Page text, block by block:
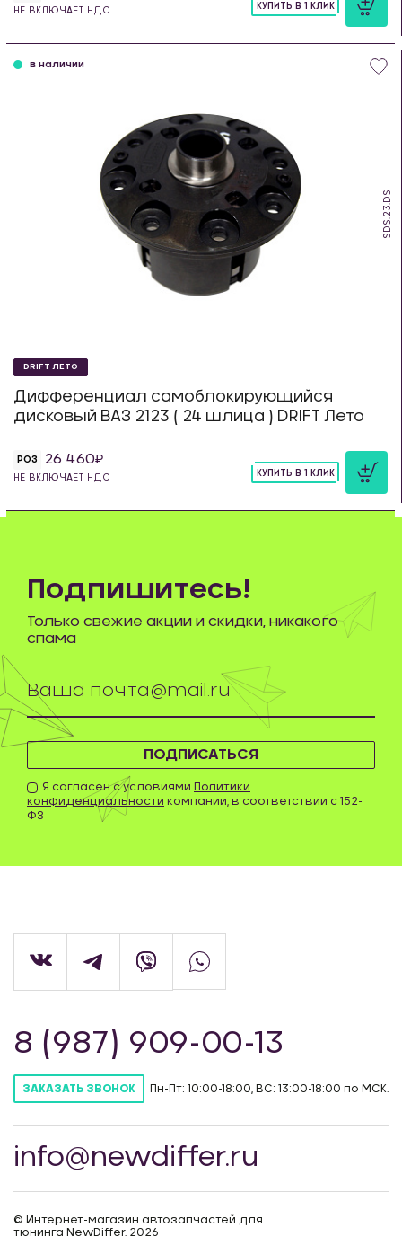
НЕ ВКЛЮЧАЕТ НДС
КУПИТЬ В 1 КЛИК
SDS.23.DS
в наличии
DRIFT ЛЕТО
Дифференциал самоблокирующийся
дисковый ВАЗ 2123 ( 24 шлица ) DRIFT Лето
РОЗ 26 460
НЕ ВКЛЮЧАЕТ НДС
КУПИТЬ В 1 КЛИК
ПОДПИСАТЬСЯ
Я согласен с условиями Политики
конфиденциальности компании, в соответствии с 152-
ФЗ
Подпишитесь!
Только свежие акции и скидки, никакого
спама
8 (987) 909-00-13
ЗАКАЗАТЬ ЗВОНОК Пн-Пт: 10:00-18:00, ВС: 13:00-18:00 по МСК.
info@newdiffer.ru
© Интернет-магазин автозапчастей для
тюнинга NewDiffer, 2026